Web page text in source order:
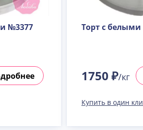
№3377 Торт с
1750 ₽/кг
Купить в один